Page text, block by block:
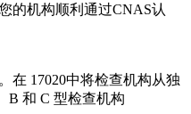
的机构顺利通过CNAS认
在 17020中将检查机构从独
B 和 C 型检查机构